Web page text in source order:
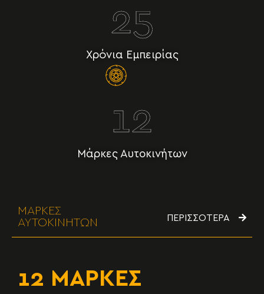
Χρόνια Εμπειρίας
25
Μάρκες Αυτοκινήτων
12
ΜΑΡΚΕΣ
ΑΥΤΟΚΙΝΗΤΩΝ
ΠΕΡΙΣΣΟΤΕΡΑ
12 ΜΑΡΚΕΣ